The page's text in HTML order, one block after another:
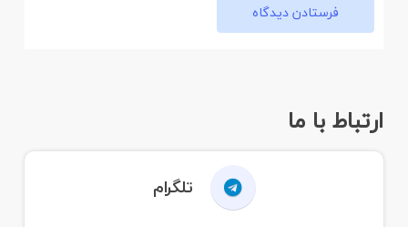
فرستادن دیدگاه
ارتباط با ما
تلگرام